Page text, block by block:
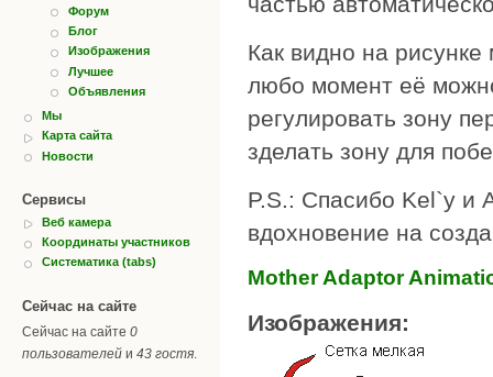
Форум
Блог
Изображения
Лучшее
Объявления
Мы
Карта сайта
Новости
Сервисы
Веб камера
Координаты участников
Систематика (tabs)
Сейчас на сайте
Сейчас на сайте 0
пользователей и 43 гостя
Как видно на рисунке
любо момент её
регулировать зону
зделать зону для
P.S.: Спасибо Kel`y и
вдохновение на
Mother Adaptor
Изображения: